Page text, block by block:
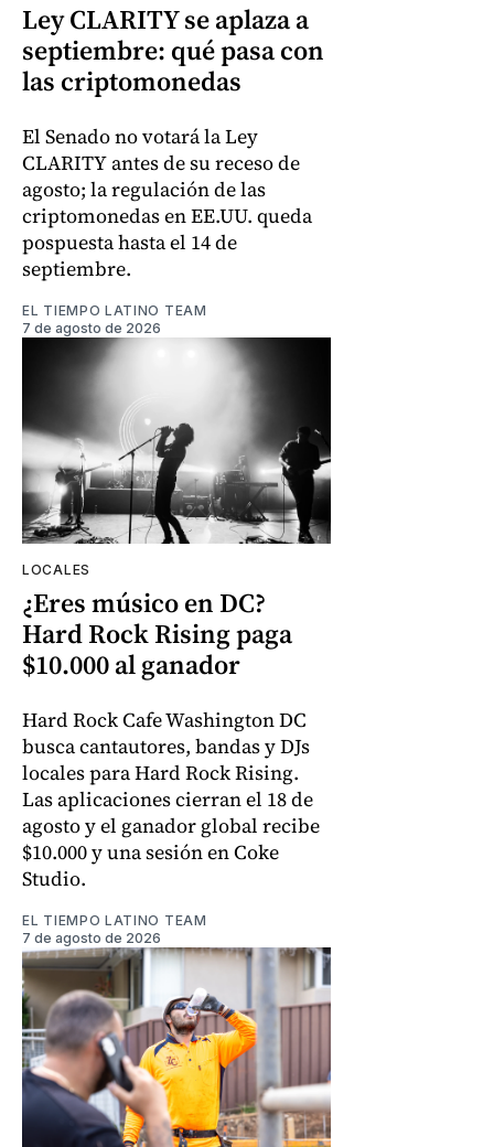
Ley CLARITY se aplaza a
septiembre: qué pasa con
las criptomonedas
El Senado no votará la Ley
CLARITY antes de su receso de
agosto; la regulación de las
criptomonedas en EE.UU. queda
pospuesta hasta el 14 de
septiembre.
EL TIEMPO LATINO TEAM
7 de agosto de 2026
LOCALES
¿Eres músico en DC?
Hard Rock Rising paga
$10.000 al ganador
Hard Rock Cafe Washington DC
busca cantautores, bandas y DJs
locales para Hard Rock Rising.
Las aplicaciones cierran el 18 de
agosto y el ganador global recibe
$10.000 y una sesión en Coke
Studio.
EL TIEMPO LATINO TEAM
7 de agosto de 2026